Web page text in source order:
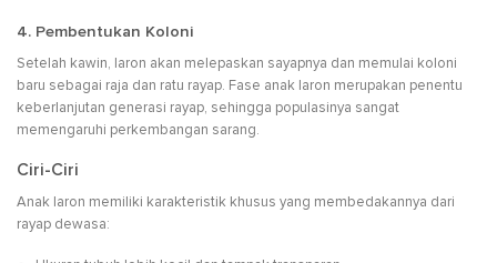
4. Pembentukan Koloni
Setelah kawin, laron akan melepaskan sayapnya dan memulai koloni
baru sebagai raja dan ratu rayap. Fase anak laron merupakan penentu
keberlanjutan generasi rayap, sehingga populasinya sangat
memengaruhi perkembangan sarang.
Ciri-Ciri
Anak laron memiliki karakteristik khusus yang membedakannya dari
rayap dewasa: